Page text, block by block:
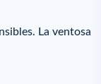
La ventosa